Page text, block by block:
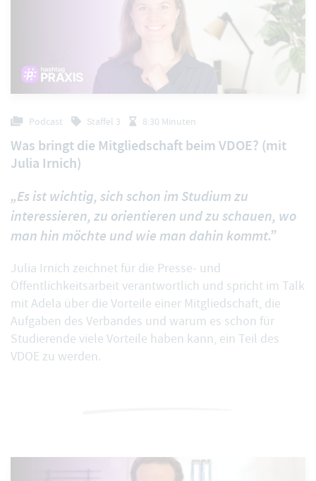
Podcast Staffel 3 8:30 Minuten
Was bringt die Mitgliedschaft beim VDOE? (mit
Julia Irnich)
„Es ist wichtig, sich schon im Studium zu
interessieren, zu orientieren und zu schauen, wo
man hin möchte und wie man dahin kommt.”
Julia Irnich zeichnet für die Presse- und
Öffentlichkeitsarbeit verantwortlich und spricht im Talk
mit Adela über die Vorteile einer Mitgliedschaft, die
Aufgaben des Verbandes und warum es schon für
Studierende viele Vorteile haben kann, ein Teil des
VDOE zu werden.